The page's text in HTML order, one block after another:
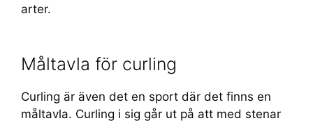
arter.
Måltavla för curling
Curling är även det en sport där det finns en
måltavla. Curling i sig går ut på att med stenar